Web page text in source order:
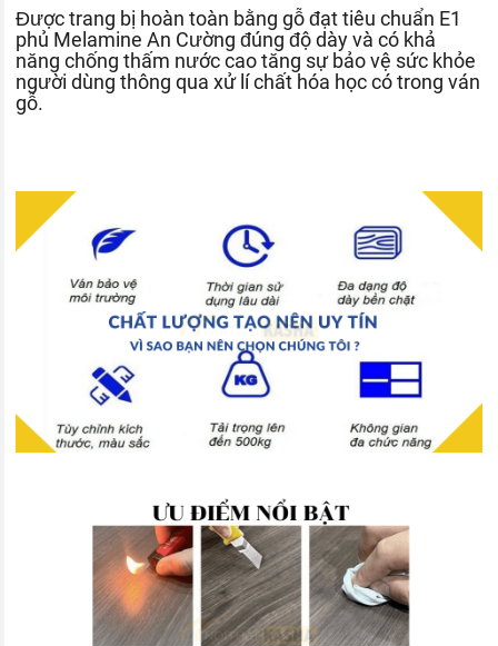
Được trang bị hoàn toàn bằng gỗ đạt tiêu chuẩn E1
phủ Melamine An Cường đúng độ dày và có khả
năng chống thấm nước cao tăng sự bảo vệ sức khỏe
người dùng thông qua xử lí chất hóa học có trong ván
gỗ.